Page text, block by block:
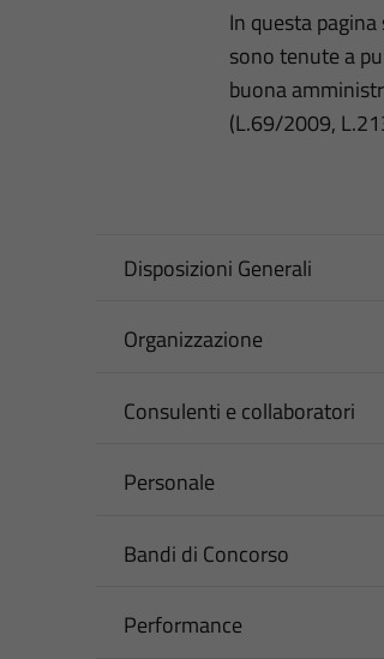
In questa
sono tenute a
buona
(L.69/2009,
Disposizioni Generali
Organizzazione
Consulenti e collaboratori
Personale
Bandi di Concorso
Performance